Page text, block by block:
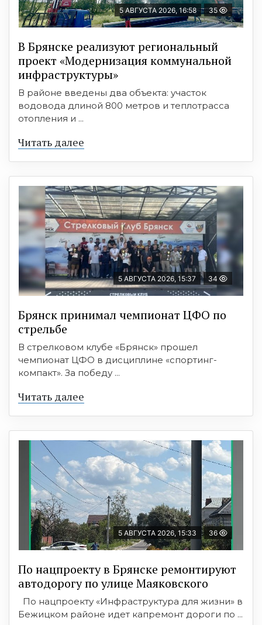
5 АВГУСТА 2026, 16:58 35
В Брянске реализуют региональный
проект «Модернизация коммунальной
инфраструктуры»
В районе введены два объекта: участок
водовода длиной 800 метров и теплотрасса
отопления и ...
Читать далее
5 АВГУСТА 2026, 15:37 34
Брянск принимал чемпионат ЦФО по
стрельбе
В стрелковом клубе «Брянск» прошел
чемпионат ЦФО в дисциплине «спортинг-
компакт». За победу ...
Читать далее
5 АВГУСТА 2026, 15:33 36
По нацпроекту в Брянске ремонтируют
автодорогу по улице Маяковского
По нацпроекту «Инфраструктура для жизни» в
Бежицком районе идет капремонт дороги по ...